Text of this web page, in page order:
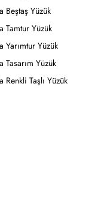
Beştaş Yüzük
Tamtur Yüzük
Yarımtur Yüzük
Tasarım Yüzük
Renkli Taşlı Yüzük